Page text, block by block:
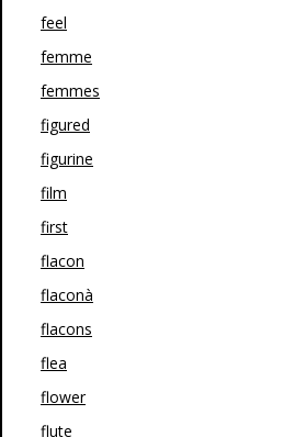
feel
femme
femmes
figured
figurine
film
first
flacon
flaconà
flacons
flea
flower
flute